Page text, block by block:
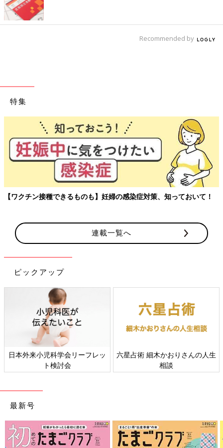
Recommended by
特集
【ワクチン接種できるものも】妊婦の感染症対策、知っておいて！
連載一覧へ
ピックアップ
日本外来小児科学会リーフレッ
ト検討会
六星占術 細木かおりさんの人生
相談
最新号